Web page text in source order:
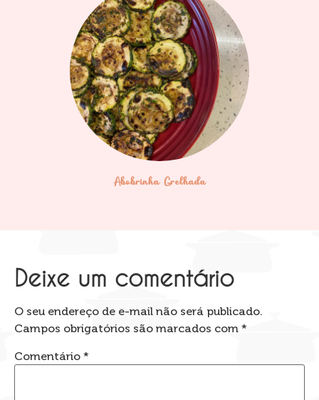
Abobrinha Grelhada
Deixe um comentário
O seu endereço de e-mail não será publicado.
Campos obrigatórios são marcados com *
Comentário *